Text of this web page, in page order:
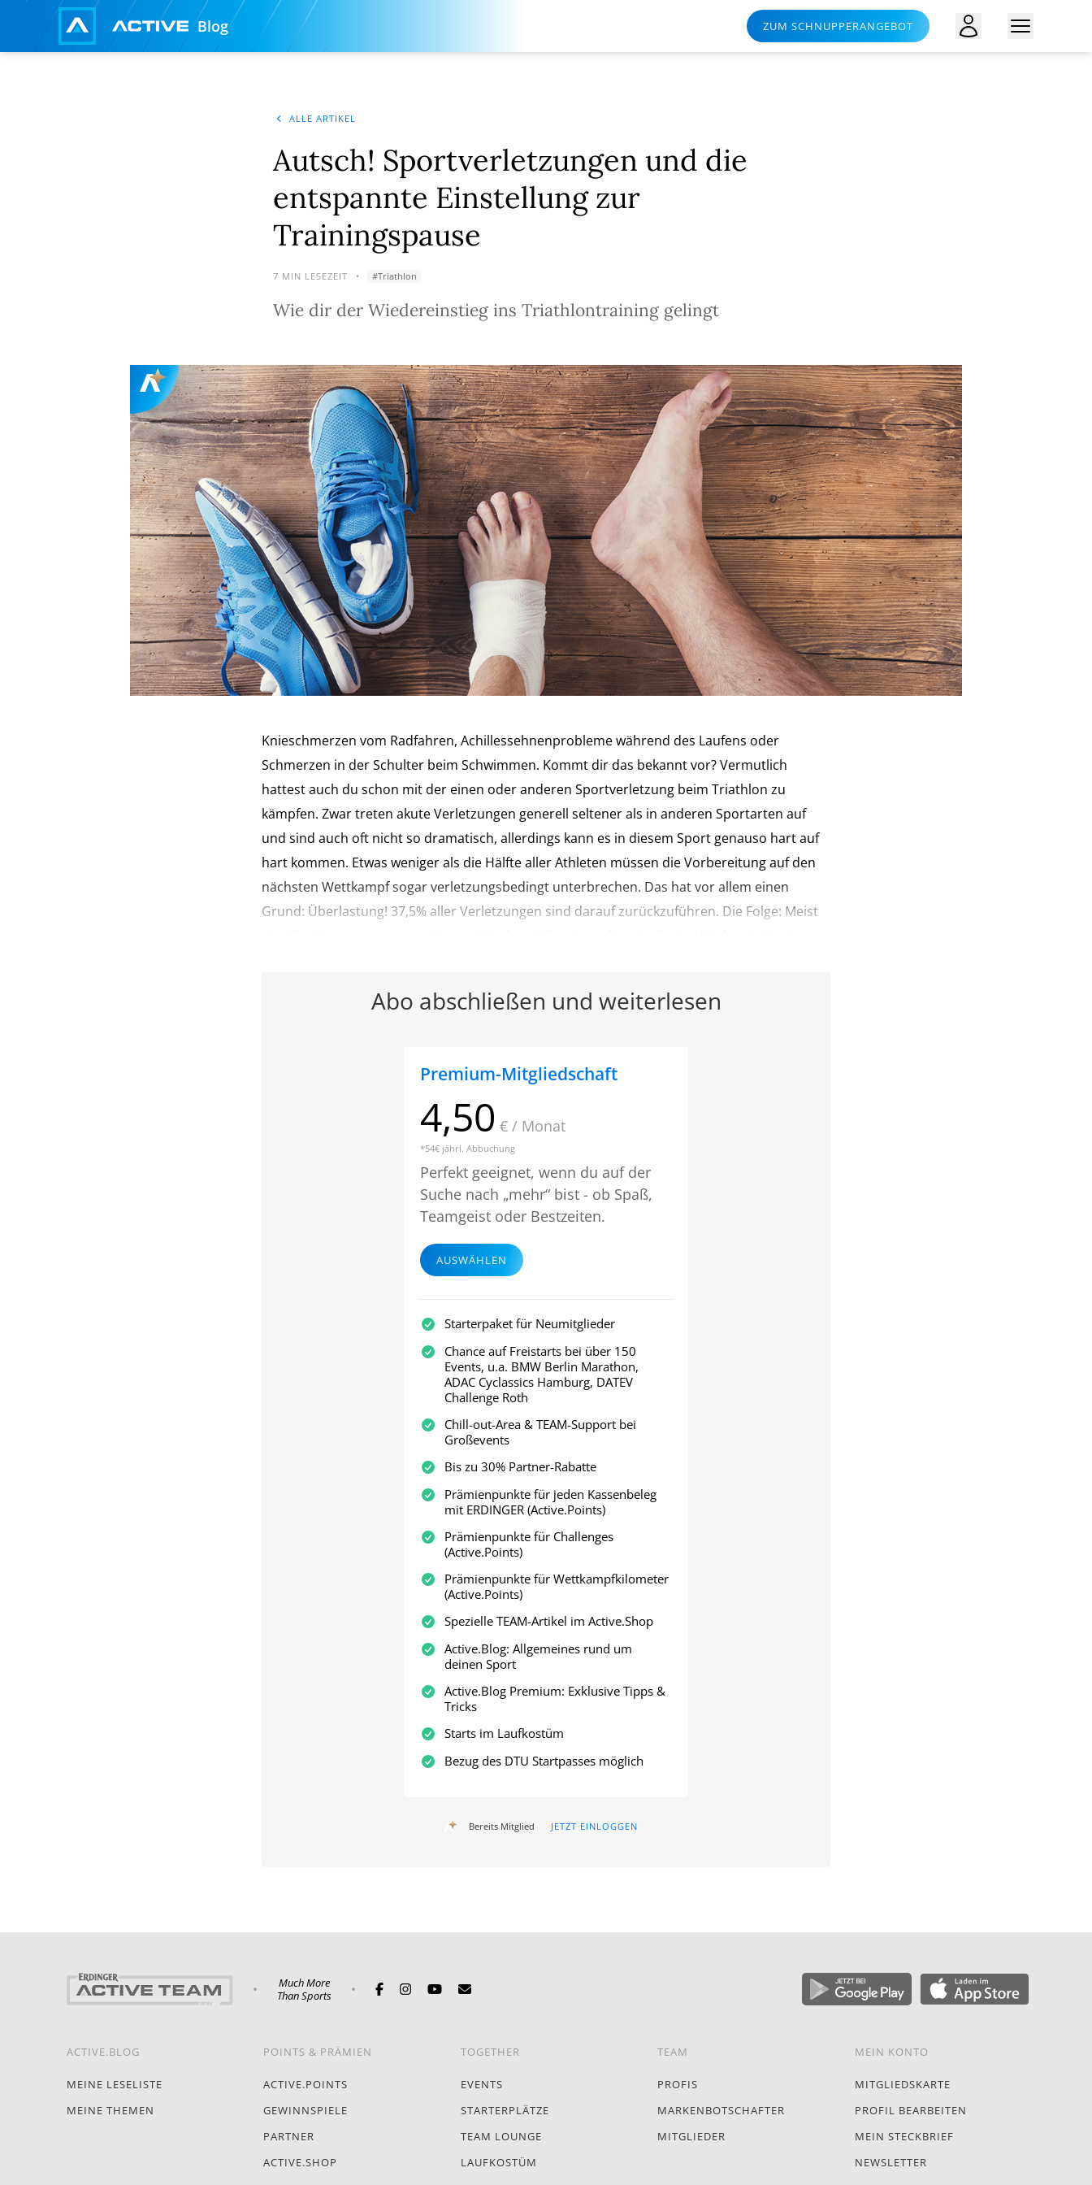
Blog ZUM SCHNUPPERANGEBOT
ALLE ARTIKEL
Autsch! Sportverletzungen und die
entspannte Einstellung zur
Trainingspause
7 MIN LESEZEIT • #Triathlon
Wie dir der Wiedereinstieg ins Triathlontraining gelingt
Knieschmerzen vom Radfahren, Achillessehnenprobleme während des Laufens oder
Schmerzen in der Schulter beim Schwimmen. Kommt dir das bekannt vor? Vermutlich
hattest auch du schon mit der einen oder anderen Sportverletzung beim Triathlon zu
kämpfen. Zwar treten akute Verletzungen generell seltener als in anderen Sportarten auf
und sind auch oft nicht so dramatisch, allerdings kann es in diesem Sport genauso hart auf
hart kommen. Etwas weniger als die Hälfte aller Athleten müssen die Vorbereitung auf den
nächsten Wettkampf sogar verletzungsbedingt unterbrechen. Das hat vor allem einen
Grund: Überlastung! 37,5% aller Verletzungen sind darauf zurückzuführen. Die Folge: Meist
Abo abschließen und weiterlesen
Premium-Mitgliedschaft
4,50 € / Monat
*54€ jährl. Abbuchung
Perfekt geeignet, wenn du auf der
Suche nach „mehr“ bist - ob Spaß,
Teamgeist oder Bestzeiten.
AUSWÄHLEN
Starterpaket für Neumitglieder
Chance auf Freistarts bei über 150
Events, u.a. BMW Berlin Marathon,
ADAC Cyclassics Hamburg, DATEV
Challenge Roth
Chill-out-Area & TEAM-Support bei
Großevents
Bis zu 30% Partner-Rabatte
Prämienpunkte für jeden Kassenbeleg
mit ERDINGER (Active.Points)
Prämienpunkte für Challenges
(Active.Points)
Prämienpunkte für Wettkampfkilometer
(Active.Points)
Spezielle TEAM-Artikel im Active.Shop
Active.Blog: Allgemeines rund um
deinen Sport
Active.Blog Premium: Exklusive Tipps &
Tricks
Starts im Laufkostüm
Bezug des DTU Startpasses möglich
Bereits Mitglied JETZT EINLOGGEN
•
Much More
Than Sports
•
ACTIVE.BLOG
MEINE LESELISTE
MEINE THEMEN
POINTS & PRÄMIEN
ACTIVE.POINTS
GEWINNSPIELE
PARTNER
ACTIVE.SHOP
TOGETHER
EVENTS
STARTERPLÄTZE
TEAM LOUNGE
LAUFKOSTÜM
TEAM
PROFIS
MARKENBOTSCHAFTER
MITGLIEDER
MEIN KONTO
MITGLIEDSKARTE
PROFIL BEARBEITEN
MEIN STECKBRIEF
NEWSLETTER